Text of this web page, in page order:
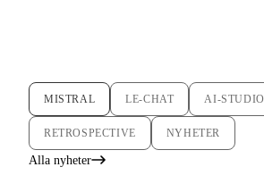
MISTRAL LE-CHAT AI-STUDIO
RETROSPECTIVE NYHETER
Alla nyheter